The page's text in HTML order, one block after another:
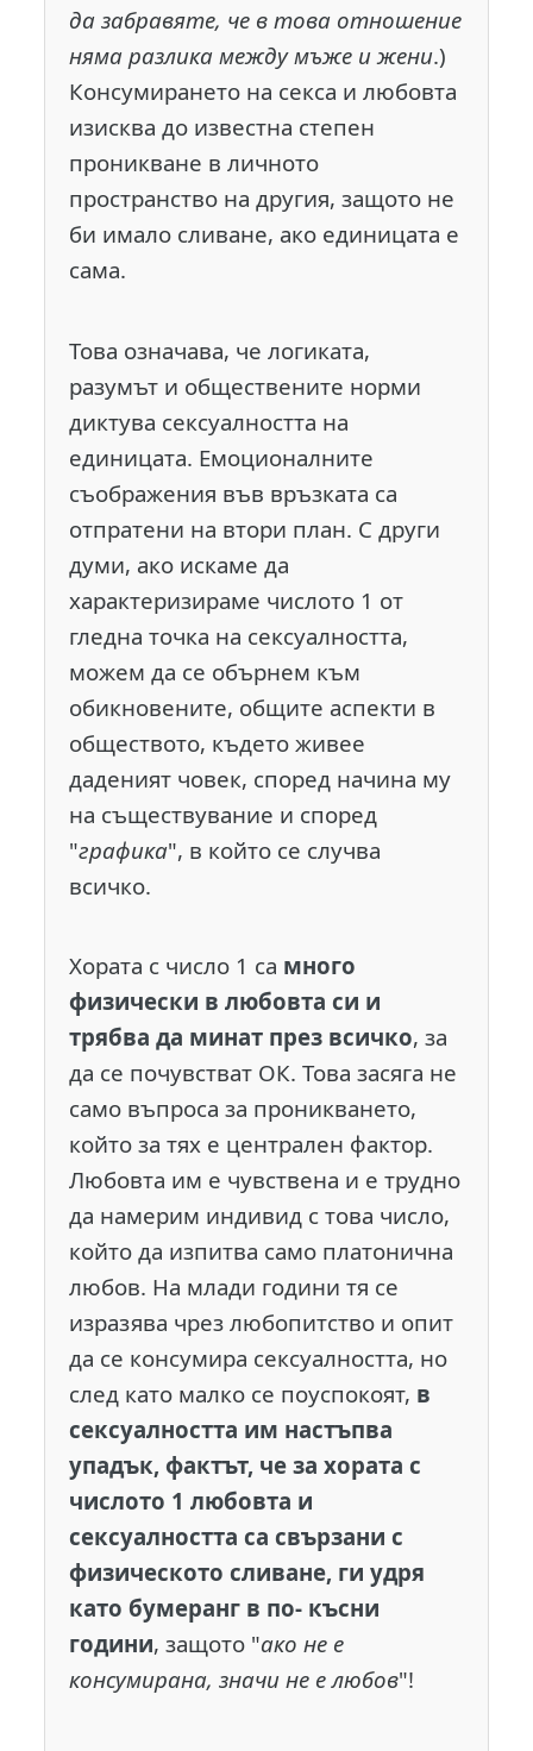
да забравяте, че в това отношение
няма разлика между мъже и жени.)
Консумирането на секса и любовта
изисква до известна степен
проникване в личното
пространство на другия, защото не
би имало сливане, ако единицата е
сама.
Това означава, че логиката,
разумът и обществените норми
диктува сексуалността на
единицата. Емоционалните
съображения във връзката са
отпратени на втори план. С други
думи, ако искаме да
характеризираме числото 1 от
гледна точка на сексуалността,
можем да се обърнем към
обикновените, общите аспекти в
обществото, където живее
даденият човек, според начина му
на съществувание и според
"графика", в който се случва
всичко.
Хората с число 1 са много
физически в любовта си и
трябва да минат през всичко, за
да се почувстват ОК. Това засяга не
само въпроса за проникването,
който за тях е централен фактор.
Любовта им е чувствена и е трудно
да намерим индивид с това число,
който да изпитва само платонична
любов. На млади години тя се
изразява чрез любопитство и опит
да се консумира сексуалността, но
след като малко се поуспокоят, в
сексуалността им настъпва
упадък, фактът, че за хората с
числото 1 любовта и
сексуалността са свързани с
физическото сливане, ги удря
като бумеранг в по- късни
години, защото "ако не е
консумирана, значи не е любов"!